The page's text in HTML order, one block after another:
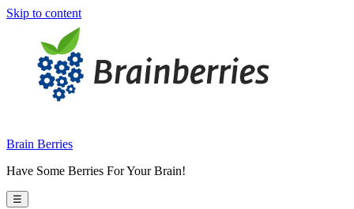
Skip to content
Brain Berries
Have Some Berries For Your Brain!
☰